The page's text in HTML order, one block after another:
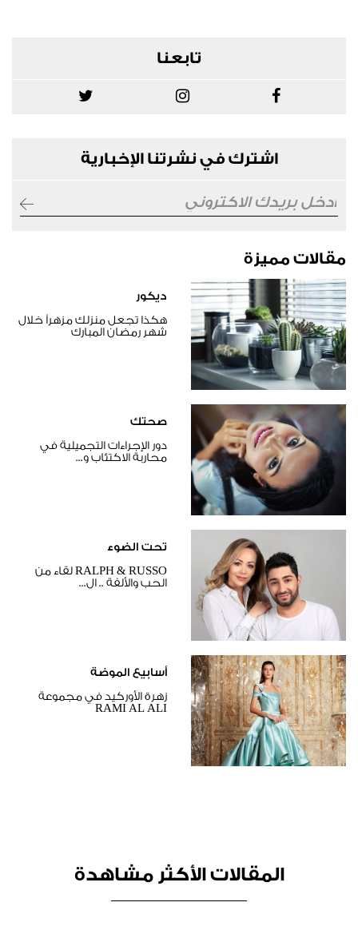
تابعنا
اشترك في نشرتنا الإخبارية
مقالات مميزة
ديكور
هكذا تجعل منزلك مزهراً خلال
شهر رمضان المبارك
صحتك
دور الإجراءات التجميلية في
محاربة الاكتئاب و...
تحت الضوء
RALPH & RUSSO لقاء من
الحب والألفة .. ال...
أسابيع الموضة
زهرة الأوركيد في مجموعة
RAMI AL ALI
المقالات الأكثر مشاهدة